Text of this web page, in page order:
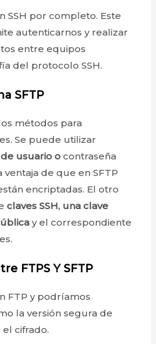
SSH por completo. Este
autenticarnos y realizar
entre equipos
del protocolo SSH.
SFTP
métodos para
Se puede utilizar
usuario o contraseña
ventaja de que en SFTP
encriptadas. El otro
claves SSH, una clave
y el correspondiente
FTPS Y SFTP
FTP y podríamos
la versión segura de
cifrado.